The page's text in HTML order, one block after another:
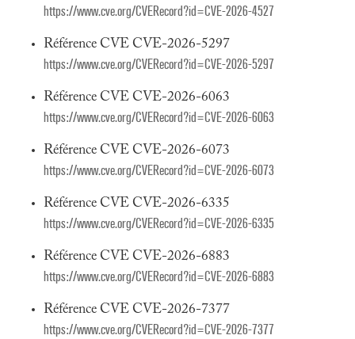
https://www.cve.org/CVERecord?id=CVE-2026-4527
Référence CVE CVE-2026-5297
https://www.cve.org/CVERecord?id=CVE-2026-5297
Référence CVE CVE-2026-6063
https://www.cve.org/CVERecord?id=CVE-2026-6063
Référence CVE CVE-2026-6073
https://www.cve.org/CVERecord?id=CVE-2026-6073
Référence CVE CVE-2026-6335
https://www.cve.org/CVERecord?id=CVE-2026-6335
Référence CVE CVE-2026-6883
https://www.cve.org/CVERecord?id=CVE-2026-6883
Référence CVE CVE-2026-7377
https://www.cve.org/CVERecord?id=CVE-2026-7377